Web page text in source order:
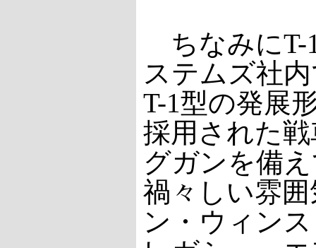
ちなみにT-
ステムズ社
T-1型の発展
採用された
グガンを備
禍々しい雰
ン・ウィン